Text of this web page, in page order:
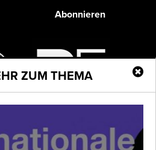
ZUM THEMA
Abonnieren
PF Publishing GmbH